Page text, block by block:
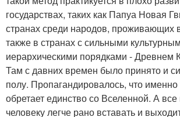
государствах, таких как Папуа Новая
странах среди народов, проживающих
также в странах с сильными
иерархическими порядками - Древнем
Там с давних времен было принято и
полу. Пропагандировалось, что именно
обретает единство со Вселенной. А все
человеку легче рано вставать и